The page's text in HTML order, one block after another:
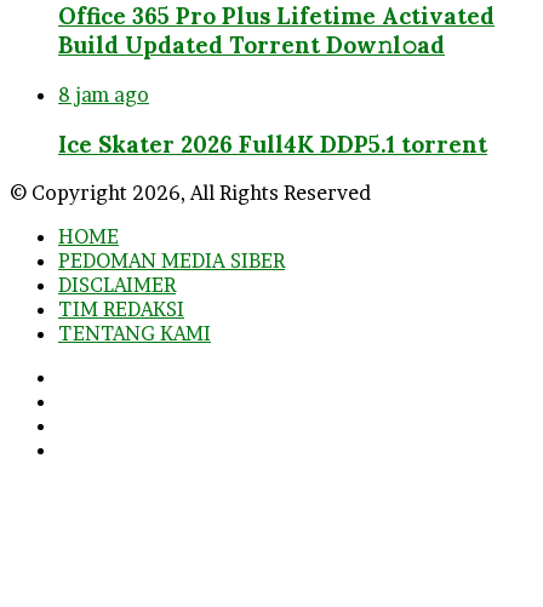
Office 365 Pro Plus Lifetime Activated
Build Updated Torrent Dow𝚗l𝚘аd
8 jam ago
Ice Skater 2026 Full4K DDP5.1 torrent
© Copyright 2026, All Rights Reserved
HOME
PEDOMAN MEDIA SIBER
DISCLAIMER
TIM REDAKSI
TENTANG KAMI